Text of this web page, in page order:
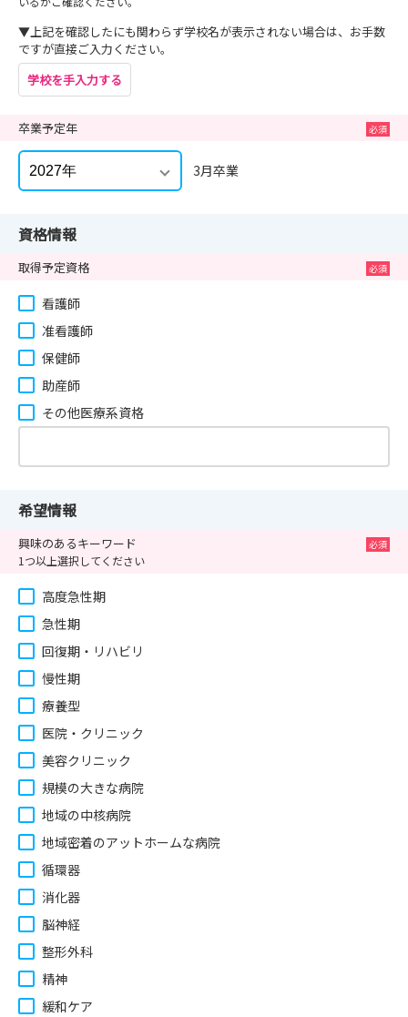
▼上記を確認したにも関わらず学校名が表示されない場合は、お手数
ですが直接ご入力ください。
学校を手入力する
卒業予定年
3月卒業
資格情報
取得予定資格
看護師
准看護師
保健師
助産師
その他医療系資格
希望情報
興味のあるキーワード
1つ以上選択してください
高度急性期
急性期
回復期・リハビリ
慢性期
療養型
医院・クリニック
美容クリニック
規模の大きな病院
地域の中核病院
地域密着のアットホームな病院
循環器
消化器
脳神経
整形外科
精神
緩和ケア